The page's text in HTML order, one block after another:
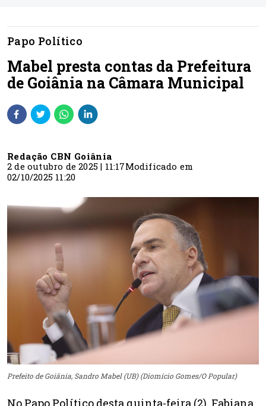
Papo Político
Mabel presta contas da Prefeitura
de Goiânia na Câmara Municipal
Redação CBN Goiânia
2 de outubro de 2025 | 11:17Modificado em
02/10/2025 11:20
Prefeito de Goiânia, Sandro Mabel (UB) (Diomício Gomes/O Popular)